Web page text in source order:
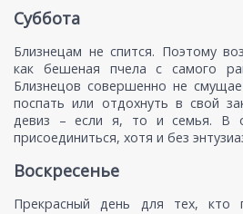
Суббота
Близнецам не спится. Поэтому
как бешеная пчела с самого
Близнецов совершенно не
поспать или отдохнуть в свой
девиз – если я, то и семья. В
присоединиться, хотя и без
Воскресенье
Прекрасный день для тех, кто